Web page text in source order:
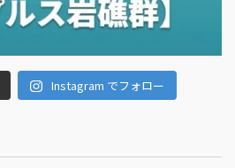
Instagram でフォロー